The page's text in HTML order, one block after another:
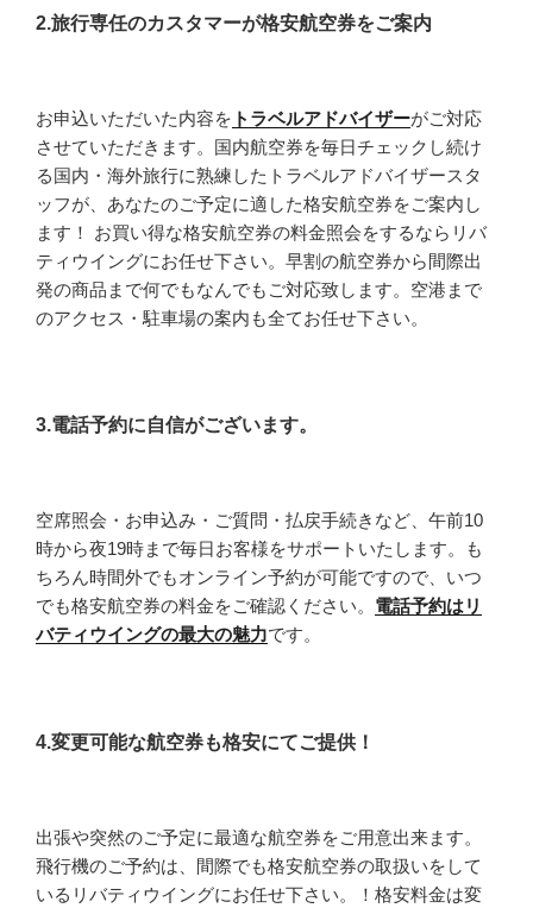
2.旅行専任のカスタマーが格安航空券をご案内
お申込いただいた内容を トラベルアドバイザーがご対応
させていただきます。国内航空券を毎日チェックし続け
る国内・海外旅行に熟練したトラベルアドバイザースタ
ッフが、あなたのご予定に適した格安航空券をご案内し
ます！ お買い得な格安航空券の料金照会をするならリバ
ティウイングにお任せ下さい。早割の航空券から間際出
発の商品まで何でもなんでもご対応致します。空港まで
のアクセス・駐車場の案内も全てお任せ下さい。
3.電話予約に自信がございます。
空席照会・お申込み・ご質問・払戻手続きなど、午前10
時から夜19時まで毎日お客様をサポートいたします。も
ちろん時間外でもオンライン予約が可能ですので、いつ
でも格安航空券の料金をご確認ください。 電話予約はリ
バティウイングの最大の魅力です。
4.変更可能な航空券も格安にてご提供！
出張や突然のご予定に最適な航空券をご用意出来ます。
飛行機のご予約は、間際でも格安航空券の取扱いをして
いるリバティウイングにお任せ下さい。！格安料金は変